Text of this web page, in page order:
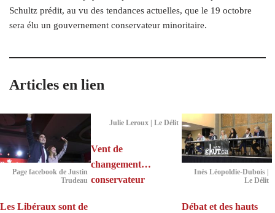
Schultz prédit, au vu des tendances actuelles, que le 19 octobre
sera élu un gouvernement conservateur minoritaire.
Articles en lien
Page facebook de Justin
Trudeau
Les Libéraux sont de
Julie Leroux | Le Délit
Vent de
changement…
conservateur
Inès Léopoldie-Dubois |
Le Délit
Débat et des hauts